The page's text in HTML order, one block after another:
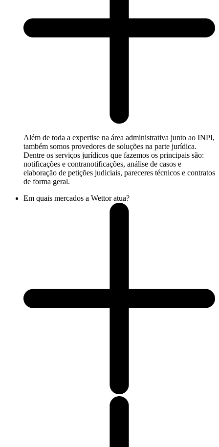
Além de toda a expertise na área administrativa junto ao INPI,
também somos provedores de soluções na parte jurídica.
Dentre os serviços jurídicos que fazemos os principais são:
notificações e contranotificações, análise de casos e
elaboração de petições judiciais, pareceres técnicos e contratos
de forma geral.
Em quais mercados a Wettor atua?